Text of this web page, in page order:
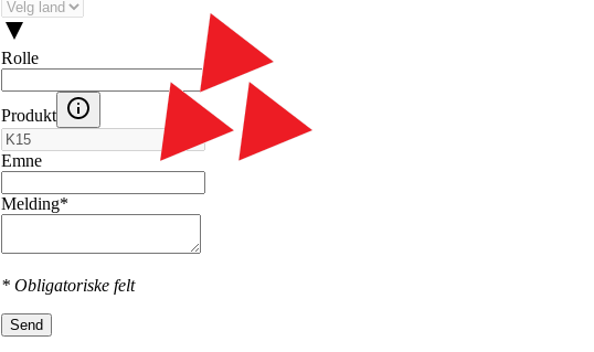
Rolle
Produkt
Emne
Melding*
* Obligatoriske felt
Send